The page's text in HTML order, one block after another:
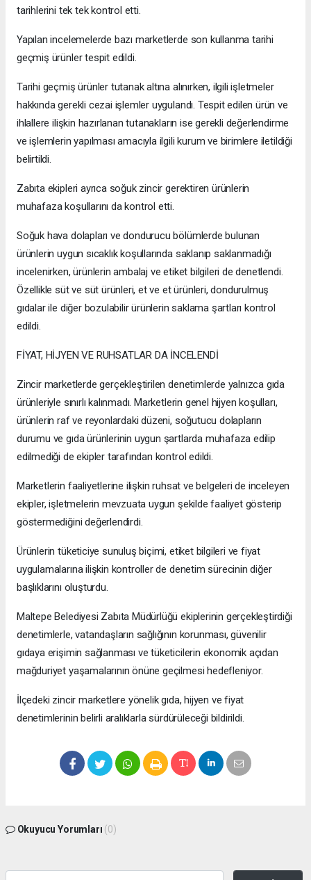
tarihlerini tek tek kontrol etti.
Yapılan incelemelerde bazı marketlerde son kullanma tarihi
geçmiş ürünler tespit edildi.
Tarihi geçmiş ürünler tutanak altına alınırken, ilgili işletmeler
hakkında gerekli cezai işlemler uygulandı. Tespit edilen ürün ve
ihlallere ilişkin hazırlanan tutanakların ise gerekli değerlendirme
ve işlemlerin yapılması amacıyla ilgili kurum ve birimlere iletildiği
belirtildi.
Zabıta ekipleri ayrıca soğuk zincir gerektiren ürünlerin
muhafaza koşullarını da kontrol etti.
Soğuk hava dolapları ve dondurucu bölümlerde bulunan
ürünlerin uygun sıcaklık koşullarında saklanıp saklanmadığı
incelenirken, ürünlerin ambalaj ve etiket bilgileri de denetlendi.
Özellikle süt ve süt ürünleri, et ve et ürünleri, dondurulmuş
gıdalar ile diğer bozulabilir ürünlerin saklama şartları kontrol
edildi.
FİYAT, HİJYEN VE RUHSATLAR DA İNCELENDİ
Zincir marketlerde gerçekleştirilen denetimlerde yalnızca gıda
ürünleriyle sınırlı kalınmadı. Marketlerin genel hijyen koşulları,
ürünlerin raf ve reyonlardaki düzeni, soğutucu dolapların
durumu ve gıda ürünlerinin uygun şartlarda muhafaza edilip
edilmediği de ekipler tarafından kontrol edildi.
Marketlerin faaliyetlerine ilişkin ruhsat ve belgeleri de inceleyen
ekipler, işletmelerin mevzuata uygun şekilde faaliyet gösterip
göstermediğini değerlendirdi.
Ürünlerin tüketiciye sunuluş biçimi, etiket bilgileri ve fiyat
uygulamalarına ilişkin kontroller de denetim sürecinin diğer
başlıklarını oluşturdu.
Maltepe Belediyesi Zabıta Müdürlüğü ekiplerinin gerçekleştirdiği
denetimlerle, vatandaşların sağlığının korunması, güvenilir
gıdaya erişimin sağlanması ve tüketicilerin ekonomik açıdan
mağduriyet yaşamalarının önüne geçilmesi hedefleniyor.
İlçedeki zincir marketlere yönelik gıda, hijyen ve fiyat
denetimlerinin belirli aralıklarla sürdürüleceği bildirildi.
Okuyucu Yorumları (0)